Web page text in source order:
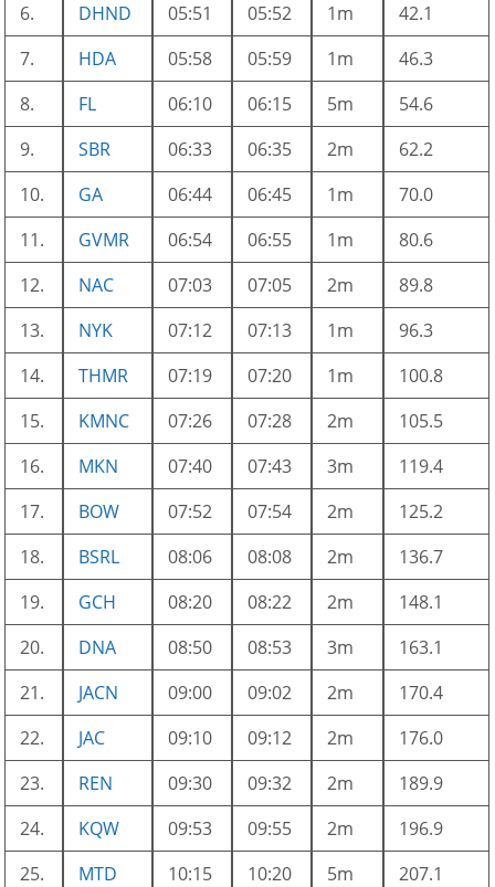
6.
DHND 05:51 05:52 1m
42.1
7.
HDA 05:58 05:59 1m
46.3
8.
FL 06:10 06:15 5m
54.6
9.
SBR 06:33 06:35 2m
62.2
10.
GA 06:44 06:45 1m
70.0
11.
GVMR 06:54 06:55 1m
80.6
12.
NAC 07:03 07:05 2m
89.8
13.
NYK 07:12 07:13 1m
96.3
14.
THMR 07:19 07:20 1m
100.8
15.
KMNC 07:26 07:28 2m
105.5
16.
MKN 07:40 07:43 3m
119.4
17.
BOW 07:52 07:54 2m
125.2
18.
BSRL 08:06 08:08 2m
136.7
19.
GCH 08:20 08:22 2m
148.1
20.
DNA 08:50 08:53 3m
163.1
21.
JACN 09:00 09:02 2m
170.4
22.
JAC 09:10 09:12 2m
176.0
23.
REN 09:30 09:32 2m
189.9
24.
KQW 09:53 09:55 2m
196.9
25.
MTD 10:15 10:20 5m
207.1